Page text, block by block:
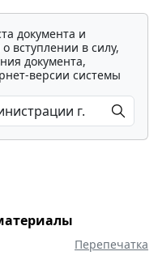
документа и
вступлении в силу,
документа,
версии системы
Перепечатка